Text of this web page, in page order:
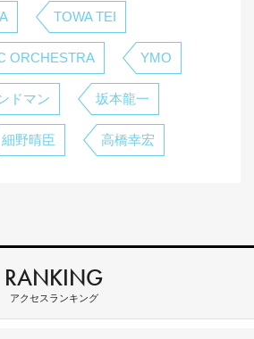
TOWA TEI
ORCHESTRA YMO
ドマン 坂本龍一
細野晴臣 高橋幸宏
RANKING
アクセスランキング